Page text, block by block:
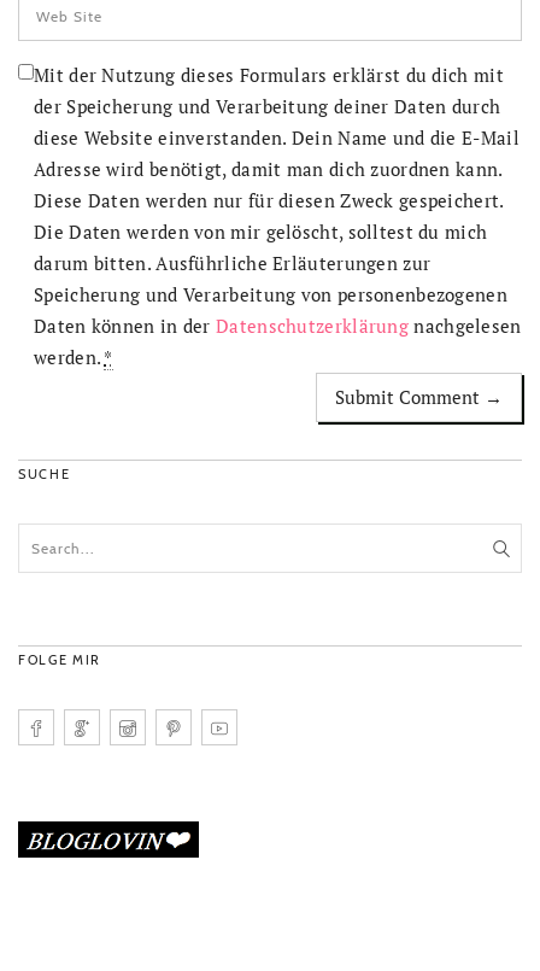
Mit der Nutzung dieses Formulars erklärst du dich mit
der Speicherung und Verarbeitung deiner Daten durch
diese Website einverstanden. Dein Name und die E-Mail
Adresse wird benötigt, damit man dich zuordnen kann.
Diese Daten werden nur für diesen Zweck gespeichert.
Die Daten werden von mir gelöscht, solltest du mich
darum bitten. Ausführliche Erläuterungen zur
Speicherung und Verarbeitung von personenbezogenen
Daten können in derDatenschutzerklärung nachgelesen
werden. *
SUCHE
FOLGE MIR